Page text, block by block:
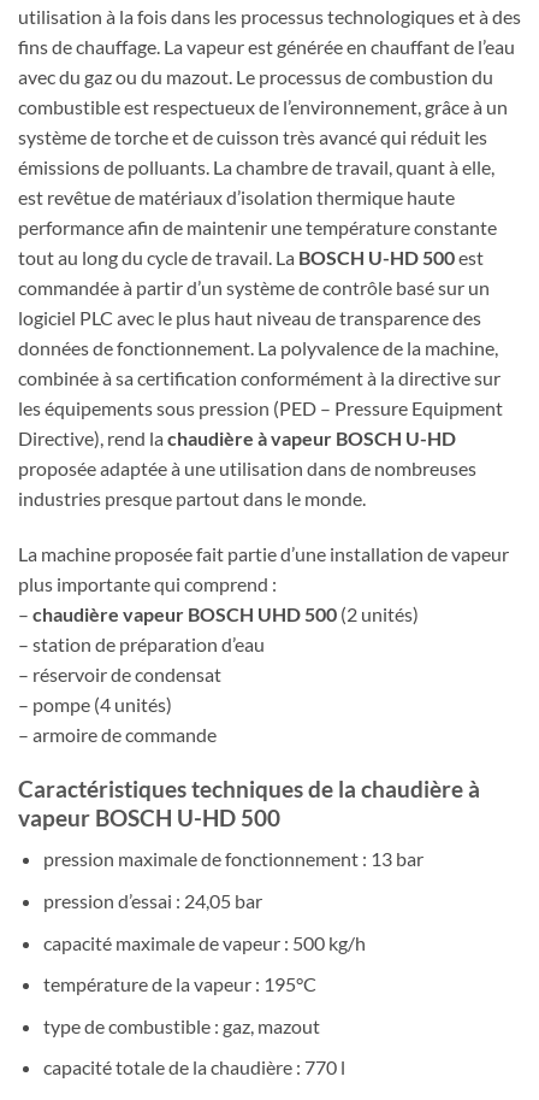
utilisation à la fois dans les processus technologiques et à des
fins de chauffage. La vapeur est générée en chauffant de l’eau
avec du gaz ou du mazout. Le processus de combustion du
combustible est respectueux de l’environnement, grâce à un
système de torche et de cuisson très avancé qui réduit les
émissions de polluants. La chambre de travail, quant à elle,
est revêtue de matériaux d’isolation thermique haute
performance afin de maintenir une température constante
tout au long du cycle de travail. La BOSCH U-HD 500est
commandée à partir d’un système de contrôle basé sur un
logiciel PLC avec le plus haut niveau de transparence des
données de fonctionnement. La polyvalence de la machine,
combinée à sa certification conformément à la directive sur
les équipements sous pression (PED – Pressure Equipment
Directive), rend la chaudière à vapeur BOSCH U-HD
proposée adaptée à une utilisation dans de nombreuses
industries presque partout dans le monde.
La machine proposée fait partie d’une installation de vapeur
plus importante qui comprend :
– chaudière vapeur BOSCH UHD 500 (2 unités)
– station de préparation d’eau
– réservoir de condensat
– pompe (4 unités)
– armoire de commande
Caractéristiques techniques de la chaudière à
vapeur BOSCH U-HD 500
pression maximale de fonctionnement : 13 bar
pression d’essai : 24,05 bar
capacité maximale de vapeur : 500 kg/h
température de la vapeur : 195°C
type de combustible : gaz, mazout
capacité totale de la chaudière : 770 l